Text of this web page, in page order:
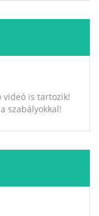
videó is tartozik!
szabályokkal!